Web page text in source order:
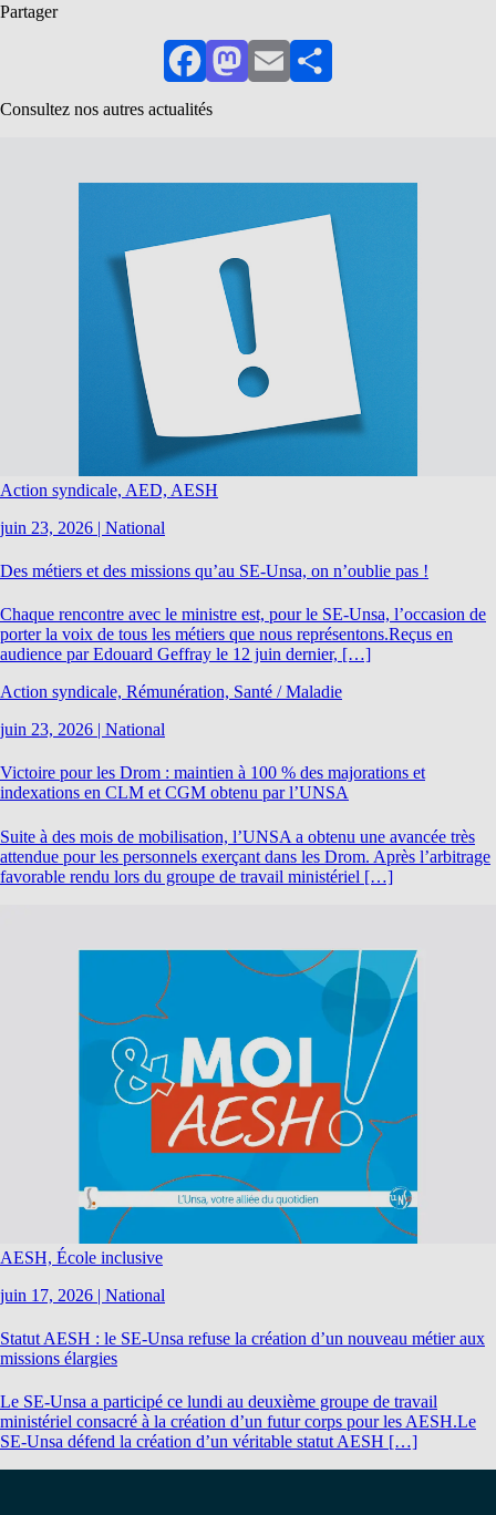
Partager
FacebookMastodon
EmailPartager
Consultez nos autres actualités
Action syndicale, AED, AESH
juin 23, 2026 | National
Des métiers et des missions qu’au SE-Unsa, on n’oublie pas !
Chaque rencontre avec le ministre est, pour le SE-Unsa, l’occasion de
porter la voix de tous les métiers que nous représentons.Reçus en
audience par Edouard Geffray le 12 juin dernier, […]
Action syndicale, Rémunération, Santé / Maladie
juin 23, 2026 | National
Victoire pour les Drom : maintien à 100 % des majorations et
indexations en CLM et CGM obtenu par l’UNSA
Suite à des mois de mobilisation, l’UNSA a obtenu une avancée très
attendue pour les personnels exerçant dans les Drom. Après l’arbitrage
favorable rendu lors du groupe de travail ministériel […]
AESH, École inclusive
juin 17, 2026 | National
Statut AESH : le SE-Unsa refuse la création d’un nouveau métier aux
missions élargies
Le SE-Unsa a participé ce lundi au deuxième groupe de travail
ministériel consacré à la création d’un futur corps pour les AESH.Le
SE-Unsa défend la création d’un véritable statut AESH […]